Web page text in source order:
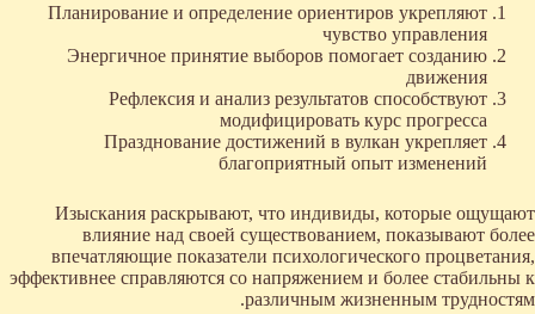
Планирование и определение ориентиров укрепляют
чувство управления
Энергичное принятие выборов помогает созданию
движения
Рефлексия и анализ результатов способствуют
модифицировать курс прогресса
Празднование достижений в вулкан укрепляет
благоприятный опыт изменений
Изыскания раскрывают, что индивиды, которые ощущают
влияние над своей существованием, показывают более
впечатляющие показатели психологического процветания,
эффективнее справляются со напряжением и более стабильны к
различным жизненным трудностям.